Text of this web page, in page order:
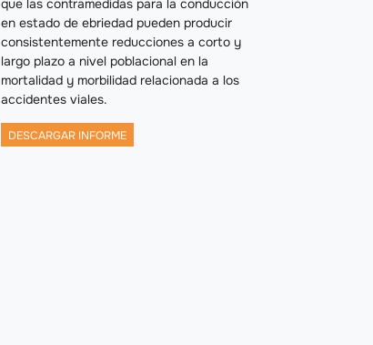
en estado de ebriedad pueden producir
consistentemente reducciones a corto y
largo plazo a nivel poblacional en la
mortalidad y morbilidad relacionada a los
accidentes viales.
DESCARGAR INFORME